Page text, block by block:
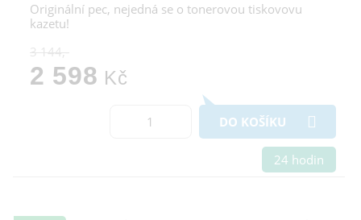
Originální pec, nejedná se o tonerovou tiskovovu
kazetu!
3 144,-
2 598 Kč
DO KOŠÍKU
24 hodin